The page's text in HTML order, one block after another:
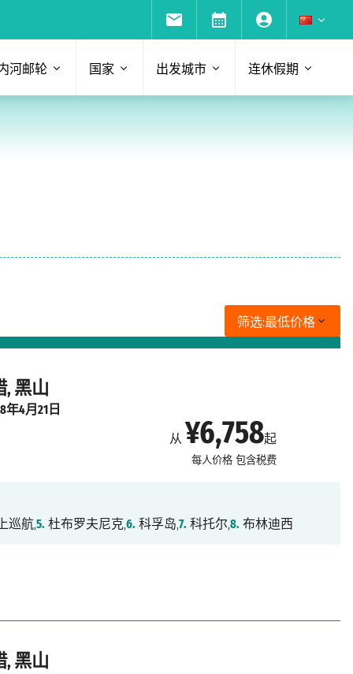
河邮轮 国家 出发城市 连休假期
筛选:最低价格
, 黑山
从 ¥6,758起
每人价格 包含税费
年4月21日
巡航,5. 杜布罗夫尼克,6. 科孚岛,7. 科托尔,8. 布林迪西
, 黑山